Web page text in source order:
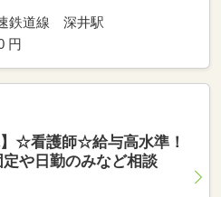
鉄道線 深井駅
円
】☆看護師☆給与高水準！
や日勤のみなど相談